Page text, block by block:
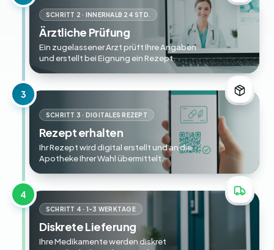
SCHRITT 2 · INNERHALB 24 STD.
Ärztliche Prüfung
Ein zugelassener Arzt prüft Ihre Angaben
und erstellt bei Eignung ein Rezept.
3
SCHRITT 3 · DIGITALES REZEPT
Rezept erhalten
Ihr Rezept wird digital erstellt und an die
Apotheke Ihrer Wahl übermittelt.
4
SCHRITT 4 · 1-3 WERKTAGE
Diskrete Lieferung
Ihre Medikamente werden diskret